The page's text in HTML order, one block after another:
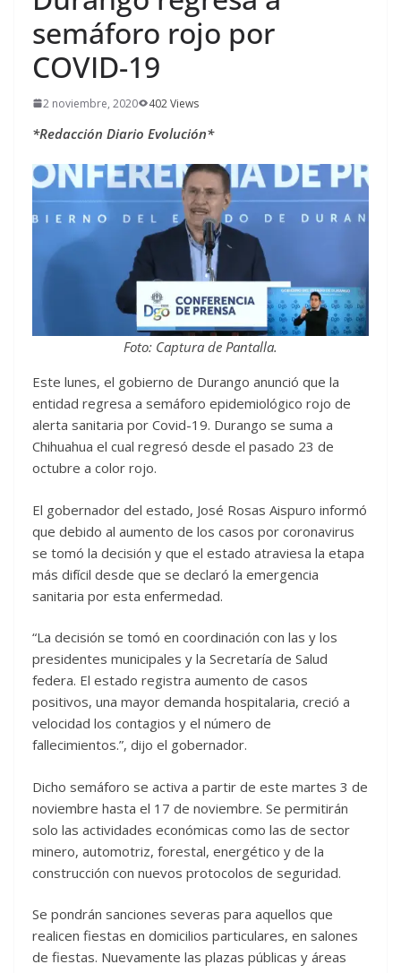
semáforo rojo por
COVID-19
2 noviembre, 2020 402 Views
*Redacción Diario Evolución*
Foto: Captura de Pantalla.
Este lunes, el gobierno de Durango anunció que la
entidad regresa a semáforo epidemiológico rojo de
alerta sanitaria por Covid-19. Durango se suma a
Chihuahua el cual regresó desde el pasado 23 de
octubre a color rojo.
El gobernador del estado, José Rosas Aispuro informó
que debido al aumento de los casos por coronavirus
se tomó la decisión y que el estado atraviesa la etapa
más difícil desde que se declaró la emergencia
sanitaria por esta enfermedad.
“La decisión se tomó en coordinación con las y los
presidentes municipales y la Secretaría de Salud
federa. El estado registra aumento de casos
positivos, una mayor demanda hospitalaria, creció a
velocidad los contagios y el número de
fallecimientos.”, dijo el gobernador.
Dicho semáforo se activa a partir de este martes 3 de
noviembre hasta el 17 de noviembre. Se permitirán
solo las actividades económicas como las de sector
minero, automotriz, forestal, energético y de la
construcción con nuevos protocolos de seguridad.
Se pondrán sanciones severas para aquellos que
realicen fiestas en domicilios particulares, en salones
de fiestas. Nuevamente las plazas públicas y áreas